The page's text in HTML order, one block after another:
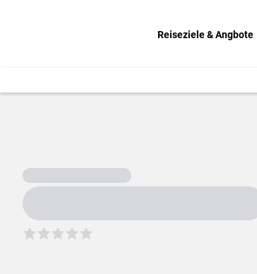
Reiseziele & Angbote
5